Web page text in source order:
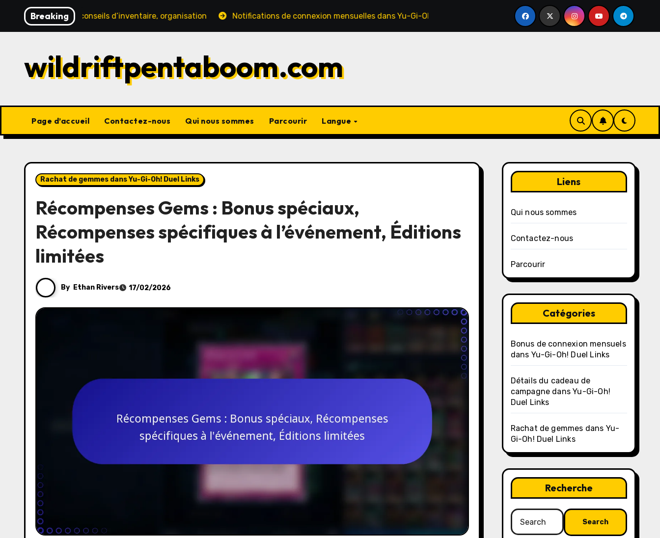
content
Breaking
reçus, conseils d’inventaire, organisation Notifications de connexion mensuelles dans Yu-Gi-Oh! Duel Links : Rester informé, Suivre les événements, Alertes
wildriftpentaboom.com
Page d’accueil Contactez-nous Qui nous sommes Parcourir Langue
Rachat de gemmes dans Yu-Gi-Oh! Duel Links
Récompenses Gems : Bonus spéciaux,
Récompenses spécifiques à l’événement, Éditions
limitées
By Ethan Rivers 17/02/2026
Liens
Qui nous sommes
Contactez-nous
Parcourir
Catégories
Bonus de connexion mensuels
dans Yu-Gi-Oh! Duel Links
Détails du cadeau de
campagne dans Yu-Gi-Oh!
Duel Links
Rachat de gemmes dans Yu-
Gi-Oh! Duel Links
Recherche
Search
for: